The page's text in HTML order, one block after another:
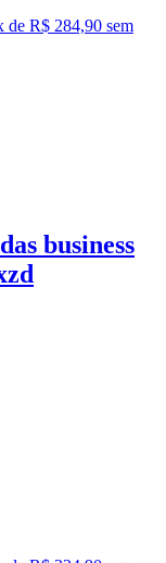
de R$ 284,90 sem
business